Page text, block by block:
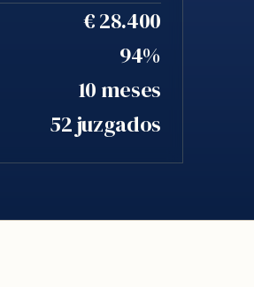
€ 28.400
94%
10 meses
52 juzgados